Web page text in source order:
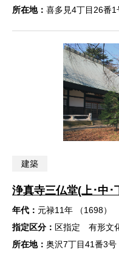
所在地： 喜多見4丁目26番1
建築
浄真寺三仏堂(上･中･
年代： 元禄11年 （1698）
指定区分： 区指定 有形文
所在地： 奥沢7丁目41番3号